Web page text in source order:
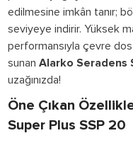
edilmesine imkân tanır;
seviyeye indirir. Yüksek
performansıyla çevre
sunan Alarko Seradens
uzağınızda!
Öne Çıkan
Super Plus SSP 20